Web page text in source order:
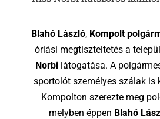
Blahó László, Kompolt
óriási megtiszteltetés a
Norbi látogatása. A
sportolót személyes szálak is
Kompolton szerezte meg
melyben éppen Blahó